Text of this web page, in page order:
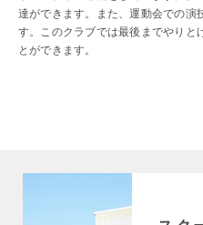
達ができます。また、運動会での演
す。このクラブでは最後までやりと
とができます。